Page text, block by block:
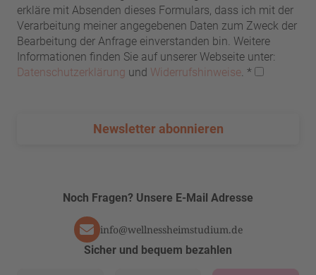
erkläre mit Absenden dieses Formulars, dass ich mit der
Verarbeitung meiner angegebenen Daten zum Zweck der
Bearbeitung der Anfrage einverstanden bin. Weitere
Informationen finden Sie auf unserer Webseite unter:
Datenschutzerklärung und Widerrufshinweise. *
Newsletter abonnieren
Sicher und bequem bezahlen
Noch Fragen? Unsere E-Mail Adresse
info@wellnessheimstudium.de